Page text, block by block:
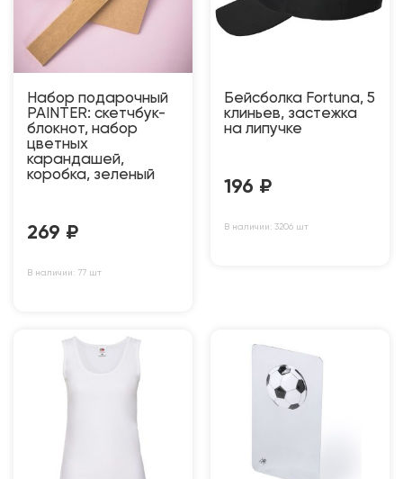
Набор подарочный
PAINTER: скетчбук-
блокнот, набор
цветных
карандашей,
коробка, зеленый
269 ₽
В наличии: 77 шт
Бейсболка Fortuna, 5
клиньев, застежка
на липучке
196 ₽
В наличии: 3206 шт